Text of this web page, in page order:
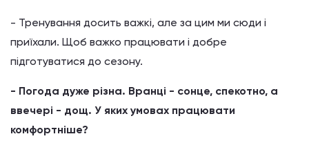
- Тренування досить важкі, але за цим ми сюди і
приїхали. Щоб важко працювати і добре
підготуватися до сезону.
- Погода дуже різна. Вранці - сонце, спекотно, а
ввечері - дощ. У яких умовах працювати
комфортніше?